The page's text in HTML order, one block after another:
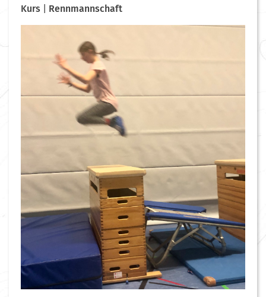
Kurs Rennmannschaft